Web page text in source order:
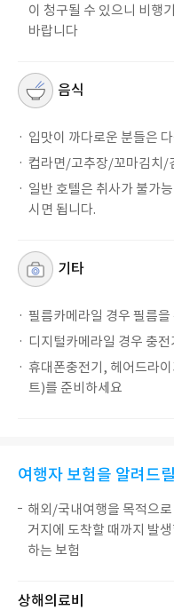
이 청구될 수 있으니 비행
바랍니다
음식
입맛이 까다로운 분들은
컵라면/고추장/꼬마김치/
일반 호텔은 취사가 불가
시면 됩니다.
기타
필름카메라일 경우 필름을
디지털카메라일 경우 충
휴대폰충전기, 헤어드라
트)를 준비하세요
여행자 보험을 알려드
해외/국내여행을 목적으
거지에 도착할 때까지 발
하는 보험
상해의료비